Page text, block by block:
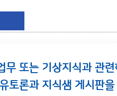
무 또는 기상지식과 관
토론과 지식샘 게시판